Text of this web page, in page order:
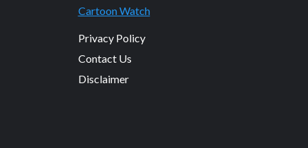
Cartoon Watch
Privacy Policy
Contact Us
Disclaimer